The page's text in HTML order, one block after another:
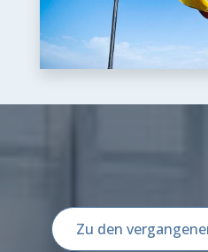
Zu den